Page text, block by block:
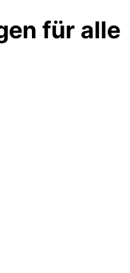
für alle